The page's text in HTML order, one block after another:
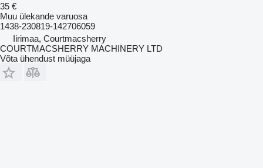
35 €
Muu ülekande varuosa
1438-230819-142706059
Iirimaa, Courtmacsherry
COURTMACSHERRY MACHINERY LTD
Võta ühendust müüjaga